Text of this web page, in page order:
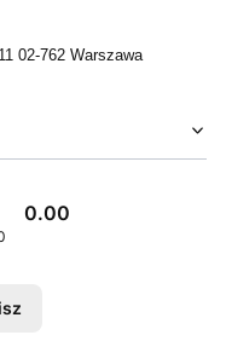
02-762 Warszawa
0.00